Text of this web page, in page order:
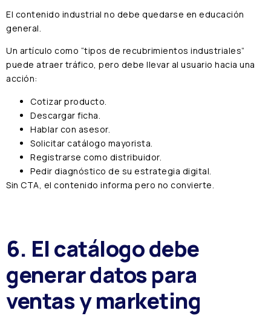
El contenido industrial no debe quedarse en educación
general.
Un artículo como “tipos de recubrimientos industriales”
puede atraer tráfico, pero debe llevar al usuario hacia una
acción:
Cotizar producto.
Descargar ficha.
Hablar con asesor.
Solicitar catálogo mayorista.
Registrarse como distribuidor.
Pedir diagnóstico de su estrategia digital.
Sin CTA, el contenido informa pero no convierte.
6. El catálogo debe
generar datos para
ventas y marketing